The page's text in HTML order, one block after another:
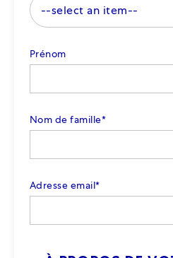
Prénom
Nom de famille*
Adresse email*